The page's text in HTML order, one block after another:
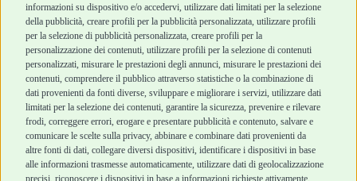
informazioni su dispositivo e/o accedervi, utilizzare dati limitati per la selezione
della pubblicità, creare profili per la pubblicità personalizzata, utilizzare profili
per la selezione di pubblicità personalizzata, creare profili per la
personalizzazione dei contenuti, utilizzare profili per la selezione di contenuti
personalizzati, misurare le prestazioni degli annunci, misurare le prestazioni dei
contenuti, comprendere il pubblico attraverso statistiche o la combinazione di
dati provenienti da fonti diverse, sviluppare e migliorare i servizi, utilizzare dati
limitati per la selezione dei contenuti, garantire la sicurezza, prevenire e rilevare
frodi, correggere errori, erogare e presentare pubblicità e contenuto, salvare e
comunicare le scelte sulla privacy, abbinare e combinare dati provenienti da
altre fonti di dati, collegare diversi dispositivi, identificare i dispositivi in base
alle informazioni trasmesse automaticamente, utilizzare dati di geolocalizzazione
precisi, riconoscere i dispositivi in base a informazioni richieste attivamente.
Robinson Pet Shop
Chi siamo
Punti vendita
Marchi
Blog
Assistenza Robinson
Pet Shop
Offerte
Promozioni
Acquisti sicuri
Termini e condizioni
di vendita
Cashback
Metodi di
pagamento
Recesso e Reso
Spedizioni